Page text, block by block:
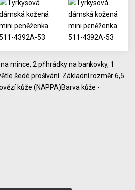
mince, 2 přihrádky na bankovky, 1
šedé prošívání. Základní rozměr 6,5
kůže (NAPPA)Barva kůže -